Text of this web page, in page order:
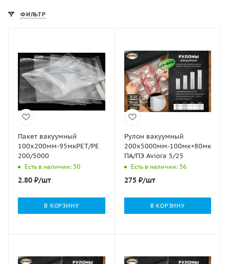
ФИЛЬТР
Пакет вакуумный
100х200мм-95мкРЕТ/РЕ
200/5000
Есть в наличии: 50
2.80 ₽/шт
В КОРЗИНУ
Рулон вакуумный
200х5000мм-100мк+80мкм
ПА/ПЭ Aviora 5/25
Есть в наличии: 56
275₽/шт
В КОРЗИНУ